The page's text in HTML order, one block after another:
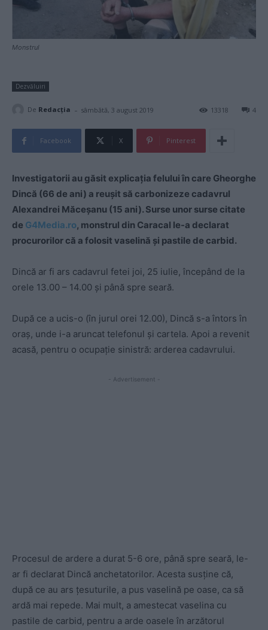
Monstrul
Dezvăluiri
De Redacţia - sâmbătă, 3 august 2019 4
13318
Facebook X Pinterest
Investigatorii au găsit explicația felului în care Gheorghe
Dincă (66 de ani) a reușit să carbonizeze cadavrul
Alexandrei Măceșanu (15 ani). Surse unor surse citate
de G4Media.ro, monstrul din Caracal le-a declarat
procurorilor că a folosit vaselină și pastile de carbid.
Dincă ar fi ars cadavrul fetei joi, 25 iulie, începând de la
orele 13.00 – 14.00 și până spre seară.
După ce a ucis-o (în jurul orei 12.00), Dincă s-a întors în
oraș, unde i-a aruncat telefonul și cartela. Apoi a revenit
acasă, pentru o ocupație sinistră: arderea cadavrului.
- Advertisement -
Procesul de ardere a durat 5-6 ore, până spre seară, le-
ar fi declarat Dincă anchetatorilor. Acesta susține că,
după ce au ars țesuturile, a pus vaselină pe oase, ca să
ardă mai repede. Mai mult, a amestecat vaselina cu
pastile de carbid, pentru a arde oasele în arzătorul